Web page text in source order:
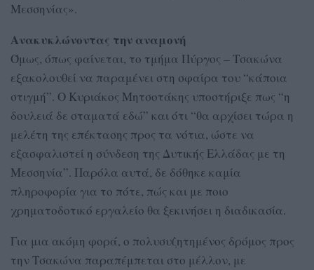
Μεσσηνίας».
Ανακυκλώνοντας την αναμονή
Όμως, όπως φαίνεται, το τμήμα Πύργος – Τσακώνα
εξακολουθεί να παραμένει στη σφαίρα του “κάποια
στιγμή”. Ο Κυριάκος Μητσοτάκης υποστήριξε πως “η
δουλειά δε σταματά εδώ” και ότι “θα αρχίσει τώρα η
μελέτη της επέκτασης προς τα νότια, ώστε να
εξασφαλιστεί η σύνδεση της Δυτικής Ελλάδας με τη
Μεσσηνία”. Παρόλα αυτά, δε δόθηκε καμία
πληροφορία για το πότε, πώς και με ποιο
χρηματοδοτικό εργαλείο θα ξεκινήσει η διαδικασία.
Για μια ακόμη φορά, ο πολυσυζητημένος δρόμος προς
την Τσακώνα παραπέμπεται στο μέλλον, με